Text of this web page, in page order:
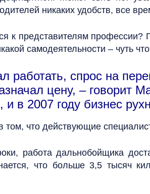
никаких удобств, все
к представителям
самодеятельности – чуть
работать, спрос на
цену, – говорит
и в 2007 году бизнес
том, что действующие
работа дальнобойщика
что больше 3,5 тысяч